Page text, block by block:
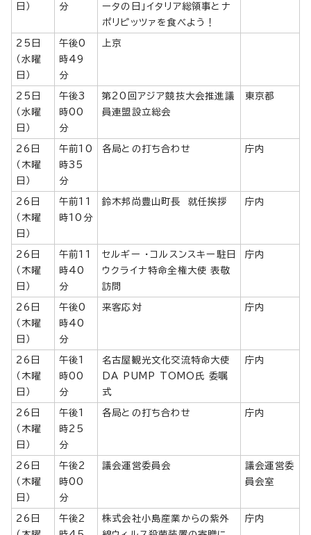
日）
分
ータの日」イタリア総領事とナ
ポリピッツァを食べよう！
25日
（水曜
日）
午後0
時49
分
上京
25日
（水曜
日）
午後3
時00
分
第20回アジア競技大会推進議
員連盟設立総会
東京都
26日
（木曜
日）
午前10
時35
分
各局との打ち合わせ 庁内
26日
（木曜
日）
午前11
時10分
鈴木邦尚豊山町長 就任挨拶 庁内
26日
（木曜
日）
午前11
時40
分
セルギー ・コルスンスキー駐日
ウクライナ特命全権大使 表敬
訪問
庁内
26日
（木曜
日）
午後0
時40
分
来客応対 庁内
26日
（木曜
日）
午後1
時00
分
名古屋観光文化交流特命大使
DA PUMP TOMO氏 委嘱
式
庁内
26日
（木曜
日）
午後1
時25
分
各局との打ち合わせ 庁内
26日
（木曜
日）
午後2
時00
分
議会運営委員会
議会運営委
員会室
26日
午後2
株式会社小島産業からの紫外
庁内